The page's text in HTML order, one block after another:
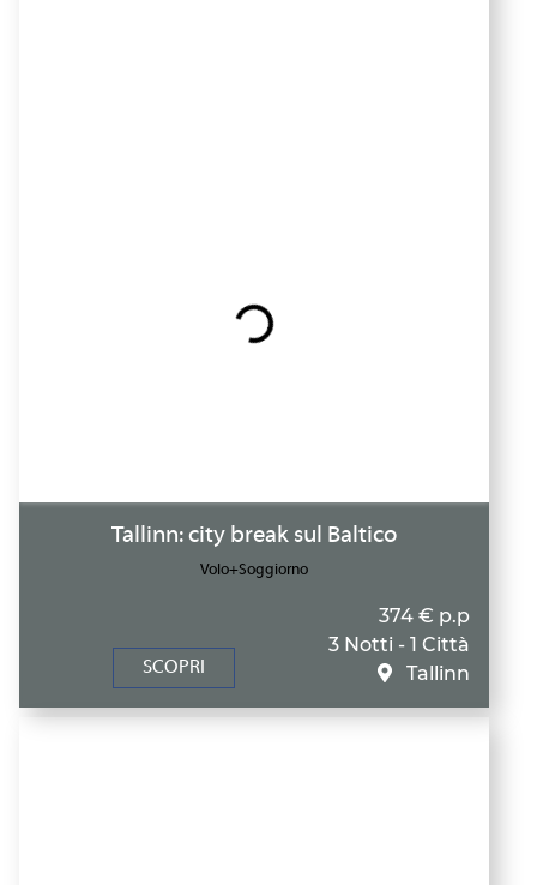
Tallinn: city break sul Baltico
Volo+Soggiorno
SCOPRI
374 € p.p
3 Notti - 1 Città
Tallinn